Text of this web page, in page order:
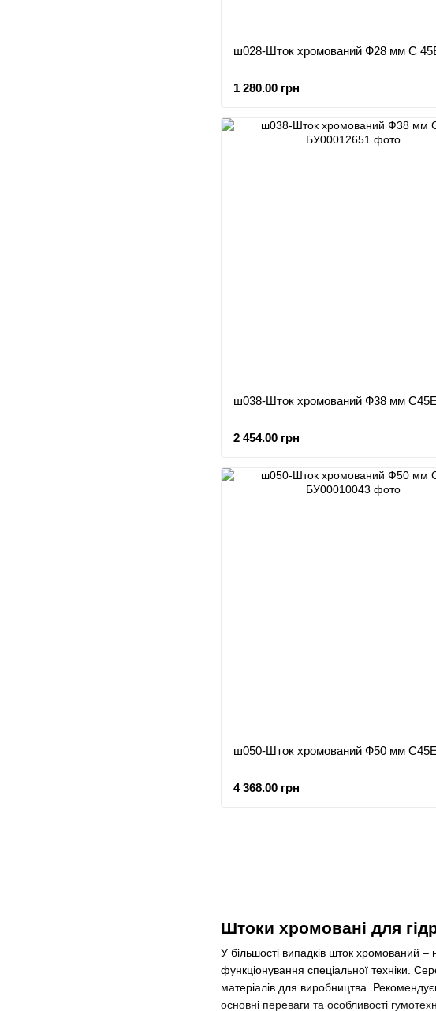
Штоки хромовані для
У більшості випадків шток хромований
функціонування спеціальної техніки.
матеріалів для виробництва.
основні переваги та особливості
ш028-Шток хромований Ф28 мм С
1 280.00 грн
ш038-Шток хромований Ф38 мм С45Е
2 454.00 грн
ш050-Шток хромований Ф50 мм С45Е
4 368.00 грн